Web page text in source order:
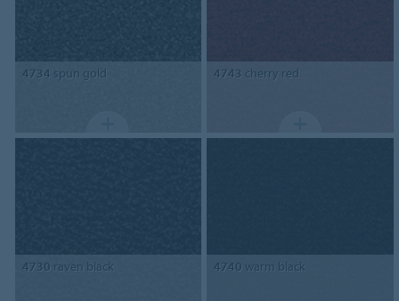
4734 spun gold 4743 cherry red
4730 raven black 4740 warm black